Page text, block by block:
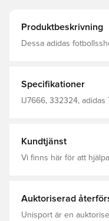
Produktbeskrivning
Dessa adidas
fart Normal passform Tillverkad av 100% återvunnen
polyester.
Specifikationer
IJ7666, 332324, adidas
Kundtjänst
Vi finns här för att hjälpa
Auktoriserad
Unisport är en